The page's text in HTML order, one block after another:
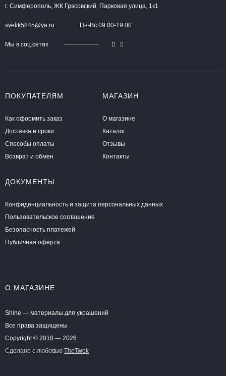
г. Симферополь, ЖК Грэсовский, Парковая улица, 1к1
svetik5845@ya.ru Пн-Вс 09:00-19:00
Мы в соц.сетях
ПОКУПАТЕЛЯМ
Как оформить заказ
Доставка и сроки
Способы оплаты
Возврат и обмен
МАГАЗИН
О магазине
Каталог
Отзывы
Контакты
ДОКУМЕНТЫ
Конфиденциальность и защита персональных данных
Пользовательское соглашение
Безопасность платежей
Публичная оферта
О МАГАЗИНЕ
Shine — материалы для украшений
Все права защищены
Copyright © 2018 — 2026
Сделано с любовью TheTwok